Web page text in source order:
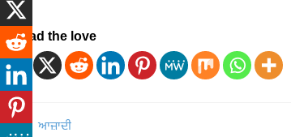
Spread the love
ਆਜ਼ਾਦੀ